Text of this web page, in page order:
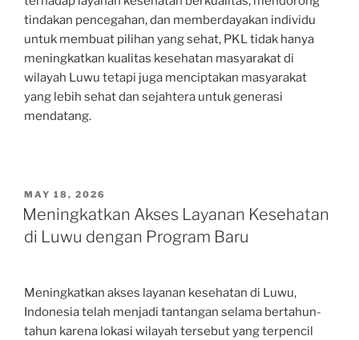
tindakan pencegahan, dan memberdayakan individu
untuk membuat pilihan yang sehat, PKL tidak hanya
meningkatkan kualitas kesehatan masyarakat di
wilayah Luwu tetapi juga menciptakan masyarakat
yang lebih sehat dan sejahtera untuk generasi
mendatang.
POSTED
ON
MAY 18, 2026
Meningkatkan Akses Layanan Kesehatan
di Luwu dengan Program Baru
Meningkatkan akses layanan kesehatan di Luwu,
Indonesia telah menjadi tantangan selama bertahun-
tahun karena lokasi wilayah tersebut yang terpencil